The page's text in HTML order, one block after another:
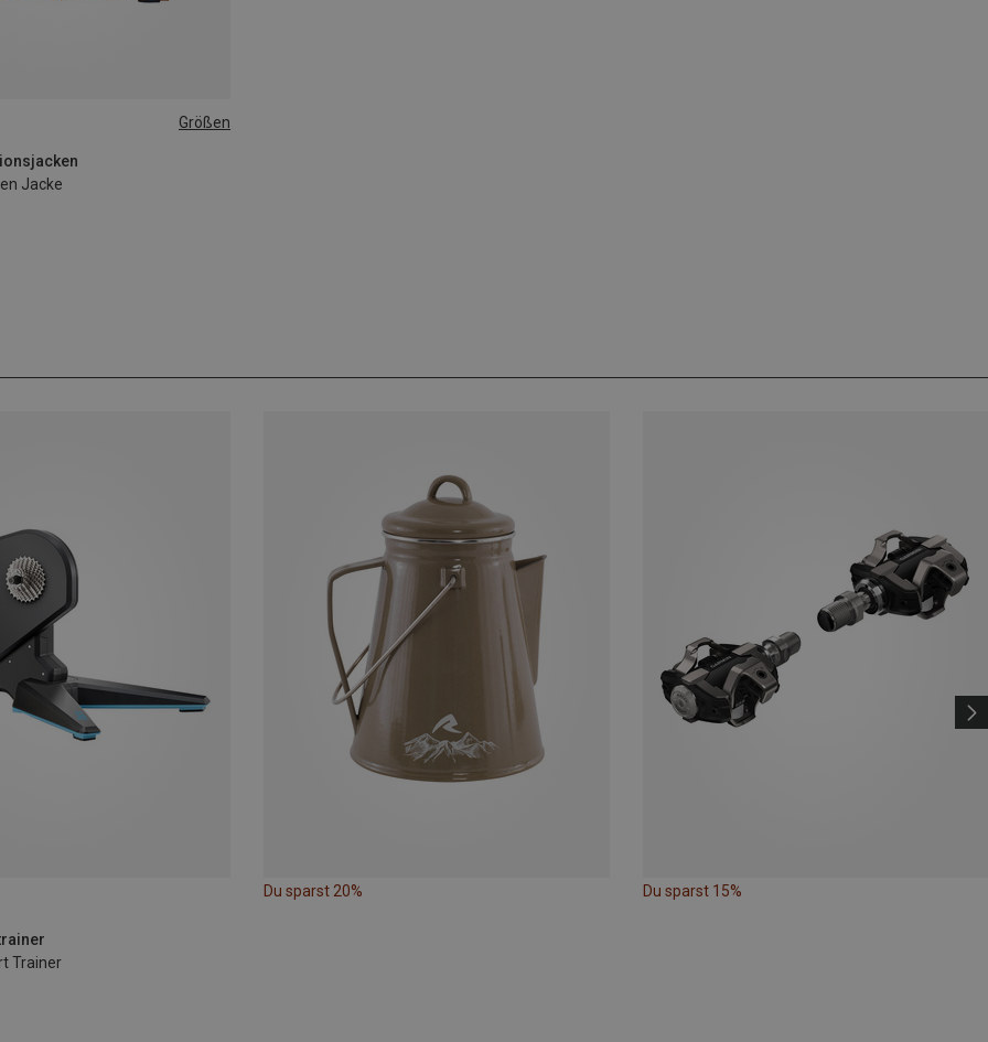
Größen
Jacke
Trainer
Du sparst 20% Du sparst 15%